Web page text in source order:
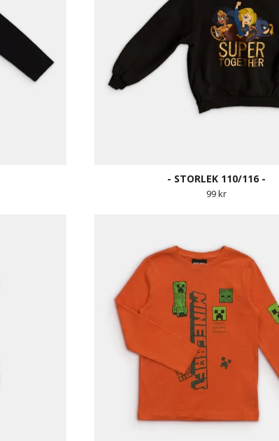
- STORLEK 110/116 -
99 kr